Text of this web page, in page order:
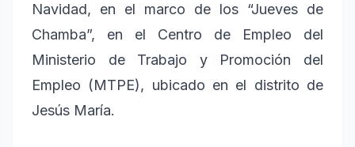
Navidad, en el marco de los “Jueves de
Chamba”, en el Centro de Empleo del
Ministerio de Trabajo y Promoción del
Empleo (MTPE), ubicado en el distrito de
Jesús María.